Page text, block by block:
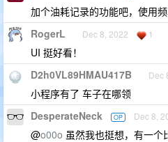
加个油耗记录的功能吧，使用频
RogerL Dec 8, 2022 1
UI 挺好看！
D2h0VL89HMAU417B Dec
小程序有了 车子在哪领
DesperateNeck OP Dec 8,
@o00o 虽然我也挺想，有一